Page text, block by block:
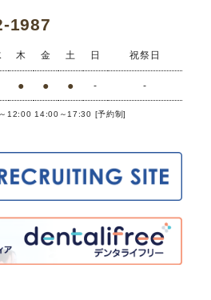
1987
木 金 土 日 祝祭日
● ● ● - -
12:00 14:00～17:30 [予約制]